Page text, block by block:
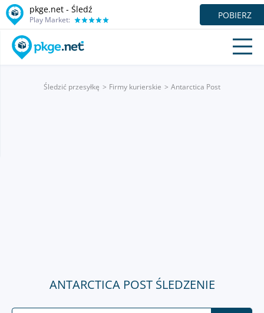
pkge.net - Śledź
Play Market: POBIERZ
Śledzić przesyłkę Firmy kurierskie Antarctica Post
ANTARCTICA POST ŚLEDZENIE